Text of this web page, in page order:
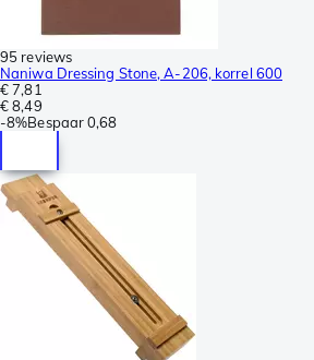
95 reviews
Naniwa Dressing Stone, A-206, korrel 600
€ 7,81
€ 8,49
-8%Bespaar0,68